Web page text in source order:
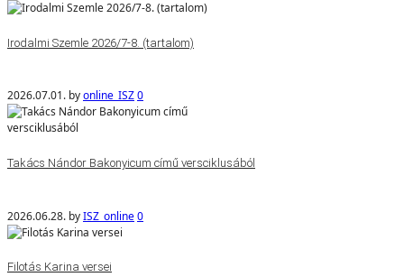
Irodalmi Szemle 2026/7-8. (tartalom)
2026.07.01. byonline_ISZ0
Takács Nándor Bakonyicum című versciklusából
2026.06.28. byISZ_online0
Filotás Karina versei